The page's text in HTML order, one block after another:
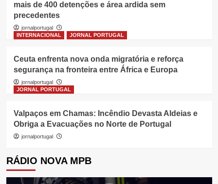
mais de 400 detenções e área ardida sem
precedentes
jornalportugal
INTERNACIONAL
JORNAL PORTUGAL
Ceuta enfrenta nova onda migratória e reforça
segurança na fronteira entre África e Europa
jornalportugal
JORNAL PORTUGAL
Valpaços em Chamas: Incêndio Devasta Aldeias e
Obriga a Evacuações no Norte de Portugal
jornalportugal
RÁDIO NOVA MPB